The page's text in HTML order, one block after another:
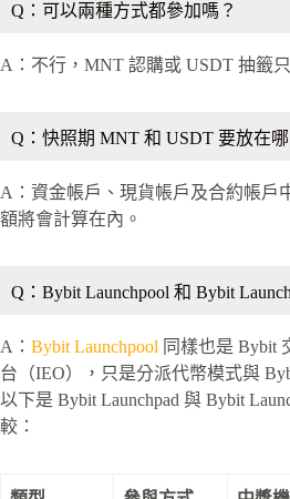
Q：可以兩種方式都參加嗎？
A：不行，MNT 認購或 USDT 抽籤
Q：快照期 MNT 和 USDT 要放在哪
A：資金帳戶、現貨帳戶及合約帳戶
額將會計算在內。
Q：Bybit Launchpool 和 Bybit
A： Bybit Launchpool 同樣也是 Bybit
台（IEO），只是分派代幣模式與
以下是 Bybit Launchpad 與 Bybit
較：